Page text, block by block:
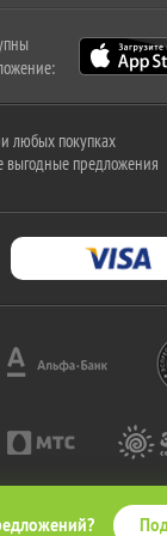
любых покупках
выгодные предложения
права защищены.